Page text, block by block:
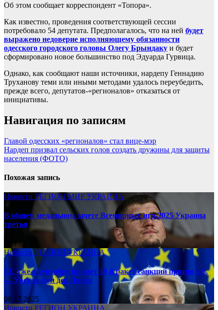
Об этом сообщает корреспондент «Топора».
Как известно, проведения соответствующей сессии
потребовало 54 депутата. Предполагалось, что на ней будет
выражено недоверие исполняющему обязанности
одесского городского головы Олегу Брындаку и будет
сформировано новое большинство под Эдуарда Гурвица.
Однако, как сообщают наши источники, нардепу Геннадию
Труханову теми или иными методами удалось переубедить,
прежде всего, депутатов-«регионалов» отказаться от
инициативы.
Навигация по записям
Главой одесских «регионалов» стал вице-мэр
Нардеп призвал сельских голов создать дружины для защиты
населения (ФОТО)
Похожая запись
Новости РЕГИОНМИР УКРАИНА
В общем медальном зачете Всемирных игр-2025 Украина
третья
08.17.2025
НовостиРЕГИОНУКРАИНА
ЕС уже в сентябре примет 19-й ракет санкций против рф,
— Урсула фон дер Ляйен
08.17.2025
Новости РЕГИОН УКРАИНА